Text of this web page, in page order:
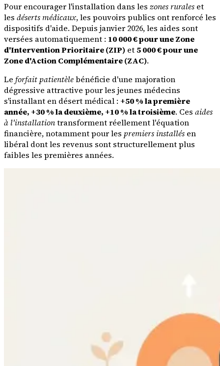
Pour encourager l'installation dans les zones rurales et
les déserts médicaux, les pouvoirs publics ont renforcé les
dispositifs d'aide. Depuis janvier 2026, les aides sont
versées automatiquement : 10 000 € pour une Zone
d'Intervention Prioritaire (ZIP) et5 000 € pour une
Zone d'Action Complémentaire (ZAC).
Le forfait patientèlebénéficie d'une majoration
dégressive attractive pour les jeunes médecins
s'installant en désert médical : +50 % la première
année, +30 % la deuxième, +10 % la troisième. Ces aides
à l'installationtransforment réellement l'équation
financière, notamment pour les premiers installés en
libéral dont les revenus sont structurellement plus
faibles les premières années.